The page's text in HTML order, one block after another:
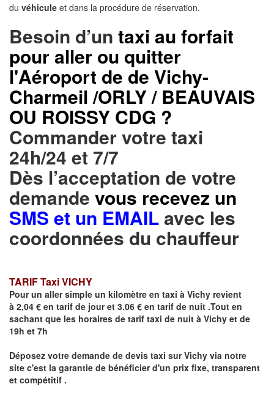
du véhicule et dans la procédure de réservation.
Besoin d’un taxi au forfait
pour aller ou quitter
l'Aéroport de de Vichy-
Charmeil /ORLY / BEAUVAIS
OU ROISSY CDG ?
Commander votre taxi
24h/24 et 7/7
Dès l’acceptation de votre
demande vous recevez un
SMS et un EMAILavec les
coordonnées du chauffeur
TARIF Taxi VICHY
Pour un aller simple un kilomètre en taxi à Vichy revient
à 2,04 € en tarif de jour et 3.06 € en tarif de nuit .Tout en
sachant que les horaires de tarif taxi de nuit à Vichy et de
19h et 7h
Déposez votre demande de devis taxi surVichy via notre
site c'est la garantie de bénéficier d'un prix fixe, transparent
et compétitif .